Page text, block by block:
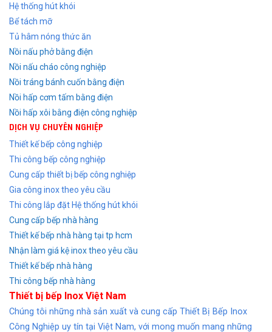
Hệ thống hút khói
Bể tách mỡ
Tủ hâm nóng thức ăn
Nồi nấu phở bằng điện
Nồi nấu cháo công nghiệp
Nồi tráng bánh cuốn bằng điện
Nồi hấp cơm tấm bằng điện
Nồi hấp xôi bằng điện công nghiệp
DỊCH VỤ CHUYÊN NGHIỆP
Thiết kế bếp công nghiệp
Thi công bếp công nghiệp
Cung cấp thiết bị bếp công nghiệp
Gia công inox theo yêu cầu
Thi công lắp đặt Hệ thống hút khói
Cung cấp bếp nhà hàng
Thiết kế bếp nhà hàng tại tp hcm
Nhận làm giá kệ inox theo yêu cầu
Thiết kế bếp nhà hàng
Thi công bếp nhà hàng
Thiết bị bếp Inox Việt Nam
Chúng tôi những nhà sản xuất và cung cấp Thiết Bị Bếp Inox
Công Nghiệp uy tín tại Việt Nam, với mong muốn mang những